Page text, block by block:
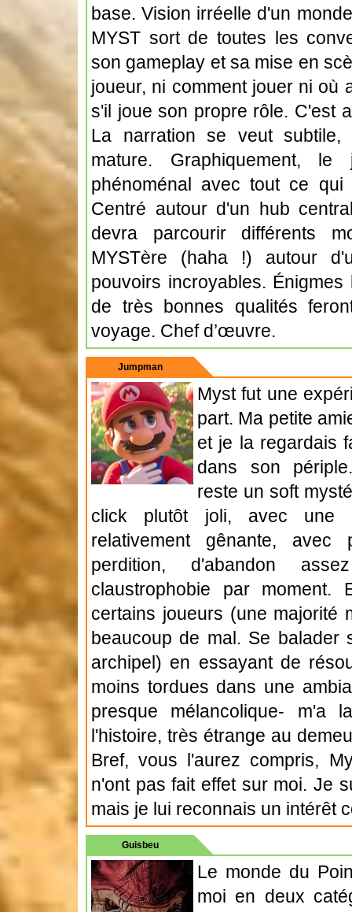
base. Vision irréelle d'un
MYST sort de toutes les
son gameplay et sa mise en
joueur, ni comment jouer ni où
s'il joue son propre rôle. C'est
La narration se veut subtile,
mature. Graphiquement,
phénoménal avec tout ce
Centré autour d'un hub
devra parcourir différents
MYSTère (haha !) autour
pouvoirs incroyables.
de très bonnes qualités
voyage. Chef d’œuvre.
Jumpman
Myst fut une
part. Ma petite
et je la regardais
dans son
reste un soft
click plutôt joli, avec une
relativement gênante,
perdition, d'abandon
claustrophobie par
certains joueurs (une majorité
beaucoup de mal. Se balader
archipel) en essayant de
moins tordues dans une
presque mélancolique- m'a
l'histoire, très étrange au
Bref, vous l'aurez compris,
n'ont pas fait effet sur moi. Je
mais je lui reconnais un intérêt
Guisbeu
Le monde du
moi en deux